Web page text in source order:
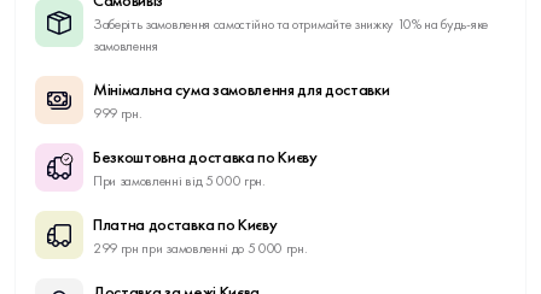
Заберіть замовлення самостійно та отримайте знижку 10% на будь-яке
замовлення
Мінімальна сума замовлення для доставки
999 грн.
Безкоштовна доставка по Києву
При замовленні від 5 000 грн.
Платна доставка по Києву
299 грн при замовленні до 5 000 грн.